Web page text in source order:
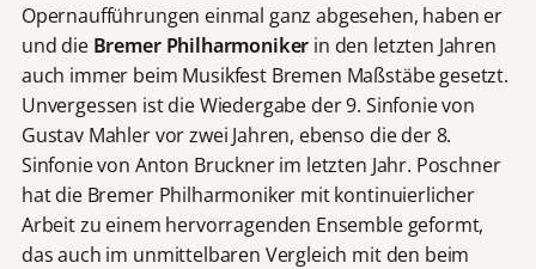
Opernaufführungen einmal ganz abgesehen, haben er
und die Bremer Philharmoniker in den letzten Jahren
auch immer beim Musikfest Bremen Maßstäbe gesetzt.
Unvergessen ist die Wiedergabe der 9. Sinfonie von
Gustav Mahler vor zwei Jahren, ebenso die der 8.
Sinfonie von Anton Bruckner im letzten Jahr. Poschner
hat die Bremer Philharmoniker mit kontinuierlicher
Arbeit zu einem hervorragenden Ensemble geformt,
das auch im unmittelbaren Vergleich mit den beim